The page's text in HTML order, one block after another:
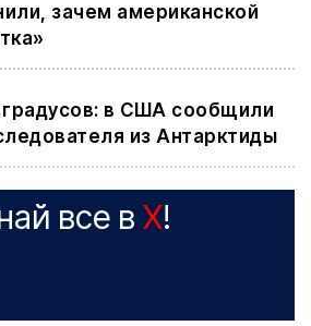
зачем американской
в США сообщили
из Антарктиды
все в X!